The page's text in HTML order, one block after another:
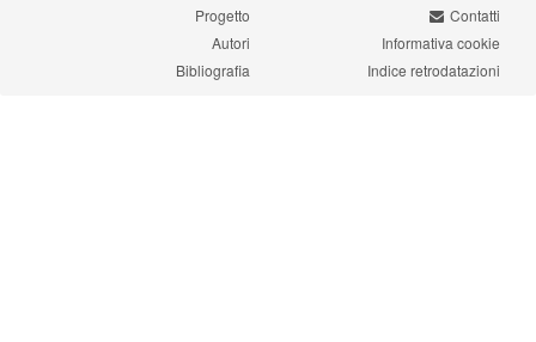
Progetto
Autori
Bibliografia
Contatti
Informativa cookie
Indice retrodatazioni